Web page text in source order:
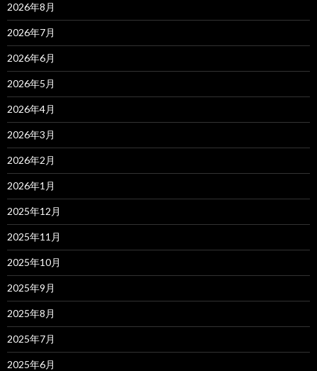
2026年8月
2026年7月
2026年6月
2026年5月
2026年4月
2026年3月
2026年2月
2026年1月
2025年12月
2025年11月
2025年10月
2025年9月
2025年8月
2025年7月
2025年6月